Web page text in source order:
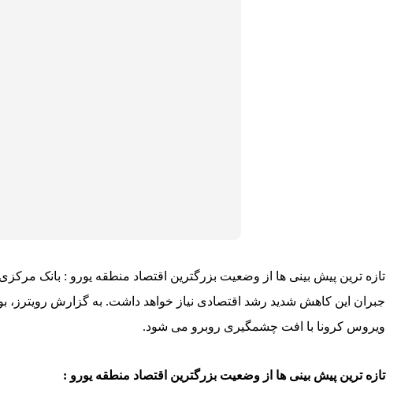
تازه ترین پیش بینی ها از وضعیت بزرگترین اقتصاد منطقه یورو : بانک
ویروس کرونا با افت چشمگیری روبرو می شود.
تازه ترین پیش بینی ها از وضعیت بزرگترین اقتصاد منطقه یورو :